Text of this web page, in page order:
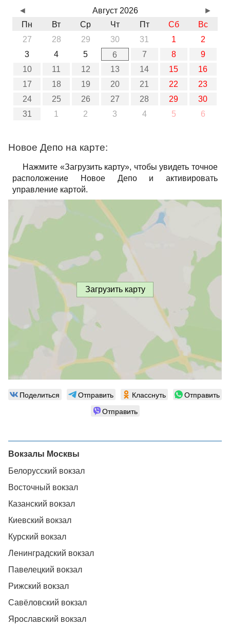
Август 2026
Пн
Вт Ср Чт Пт Сб
Вс
27
28 29 30 31 1
2
3
4 5 6 7 8
9
10
11 12 13 14 15
16
17
18 19 20 21 22
23
24
25 26 27 28 29
30
31
1 2 3 4 5 6
◄ ►
Новое Депо на карте:
Нажмите «Загрузить карту», чтобы увидеть точное
расположение Новое Депо и активировать
управление картой.
Загрузить карту
Поделиться Отправить Класснуть
Отправить
Отправить
Вокзалы Москвы
Белорусский вокзал
Восточный вокзал
Казанский вокзал
Киевский вокзал
Курский вокзал
Ленинградский вокзал
Павелецкий вокзал
Рижский вокзал
Савёловский вокзал
Ярославский вокзал